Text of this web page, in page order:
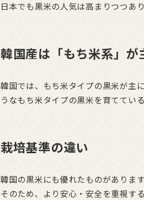
日本でも黒米の人気は高まりつつあ
韓国産は「もち米系」が
韓国では、もち米タイプの黒米が主
うなもち米タイプの黒米を育ててい
栽培基準の違い
韓国の黒米にも優れたものがありま
そのため、より安心・安全を重視す